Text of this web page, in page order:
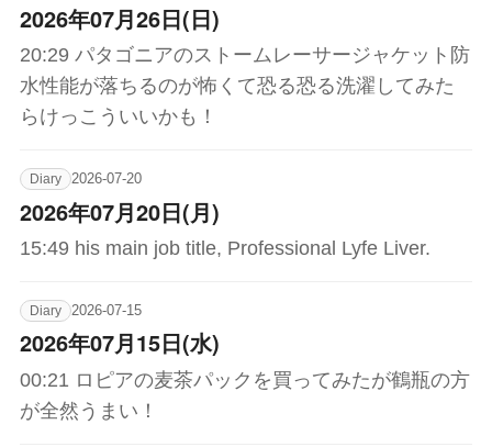
2026年07月26日(日)
20:29 パタゴニアのストームレーサージャケット防
水性能が落ちるのが怖くて恐る恐る洗濯してみた
らけっこういいかも！
Diary 2026-07-20
2026年07月20日(月)
15:49 his main job title, Professional Lyfe Liver.
Diary 2026-07-15
2026年07月15日(水)
00:21 ロピアの麦茶パックを買ってみたが鶴瓶の方
が全然うまい！